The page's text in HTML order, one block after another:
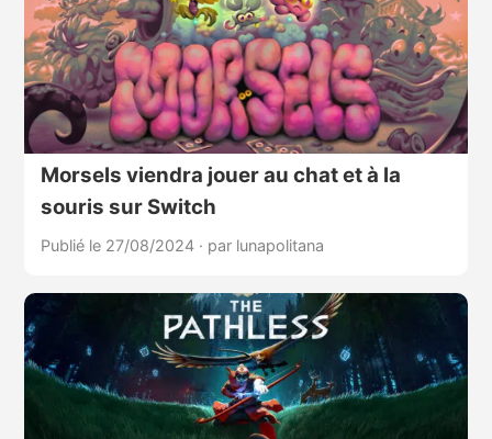
Morsels viendra jouer au chat et à la
souris sur Switch
Publié le 27/08/2024 · par lunapolitana